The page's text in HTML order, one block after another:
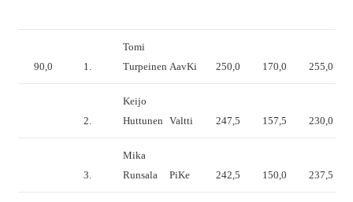
90,0 1.
Tomi
Turpeinen AavKi 250,0 170,0 255,0
2.
Keijo
Huttunen Valtti 247,5 157,5 230,0
3.
Mika
Runsala
PiKe 242,5 150,0 237,5